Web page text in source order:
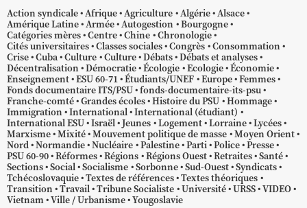
Action syndicale Afrique Agriculture Algérie Alsace
Amérique Latine Armée Autogestion
Bourgogne
Catégories mères Centre Chine Chronologie
Cités universitaires Classes sociales Congrès Consommation
Crise Cuba Culture Culture Débats Débats et analyses
Décentralisation Démocratie Écologie Ecologie Économie
Enseignement ESU 60-71 Étudiants/UNEF Europe Femmes
Fonds documentaire ITS/PSU fonds-documentaire-its-psu
Franche-comté Grandes écoles Histoire du PSU Hommage
Immigration International International (étudiant)
International ESU Israël Jeunes Logement Lorraine Lycées
Marxisme Mixité Mouvement politique de masse Moyen Orient
Nord Normandie Nucléaire Palestine Parti Police Presse
PSU 60-90 Réformes Régions Régions Ouest Retraites Santé
Sections Social Socialisme Sorbonne Sud-Ouest Syndicats
Tchécoslovaquie Textes de références Textes théoriques
Transition Travail Tribune Socialiste Université URSS VIDEO
Vietnam Ville / Urbanisme Yougoslavie